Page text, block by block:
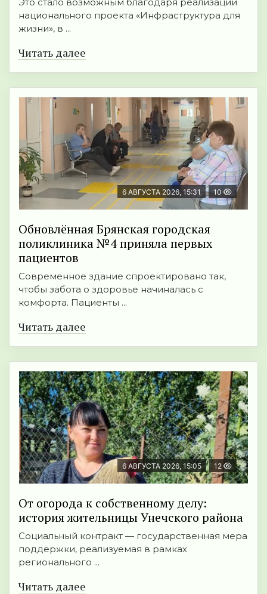
национального проекта «Инфраструктура для
жизни», в ...
Читать далее
6 АВГУСТА 2026, 15:31 10
Обновлённая Брянская городская
поликлиника №4 приняла первых
пациентов
Современное здание спроектировано так,
чтобы забота о здоровье начиналась с
комфорта. Пациенты ...
Читать далее
6 АВГУСТА 2026, 15:05 12
От огорода к собственному делу:
история жительницы Унечского района
Социальный контракт — государственная мера
поддержки, реализуемая в рамках
регионального ...
Читать далее